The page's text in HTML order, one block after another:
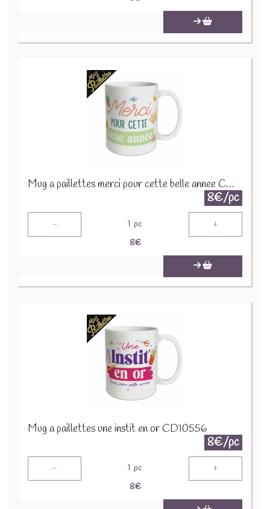
Mug a paillettes merci pour cette belle annee CD9132B
8€/pc
- 1 pc +
8€
Mug a paillettes une instit en or CD10556
8€/pc
- 1 pc +
8€